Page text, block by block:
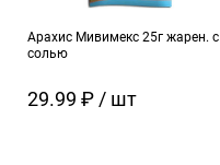
Арахис Мивимекс 25г жарен. с
солью
29.99 ₽ / шт